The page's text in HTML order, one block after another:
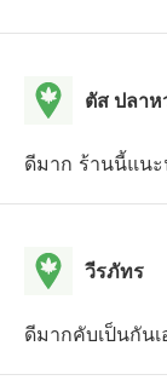
ตัส ปลาห
ดีมาก ร้านนี้แน
วีรภัทร
ดีมากคับเป็นกันเ